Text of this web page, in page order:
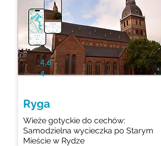
4.6
4
Ryga
Wieże gotyckie do cechów:
Samodzielna wycieczka po Starym
Mieście w Rydze